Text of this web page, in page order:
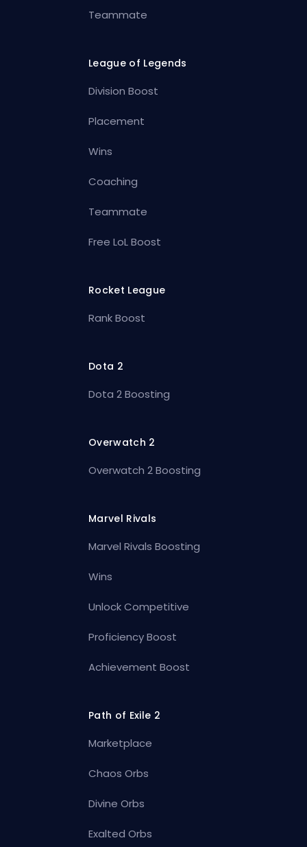
Teammate
League of Legends
Division Boost
Placement
Wins
Coaching
Teammate
Free LoL Boost
Rocket League
Rank Boost
Dota 2
Dota 2 Boosting
Overwatch 2
Overwatch 2 Boosting
Marvel Rivals
Marvel Rivals Boosting
Wins
Unlock Competitive
Proficiency Boost
Achievement Boost
Path of Exile 2
Marketplace
Chaos Orbs
Divine Orbs
Exalted Orbs